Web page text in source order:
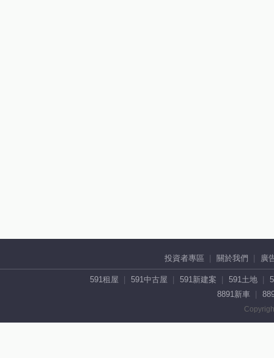
投資者專區 關於我們 廣
591租屋 591中古屋 591新建案 591土地
8891新車